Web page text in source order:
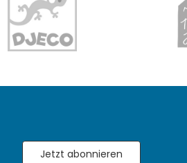
Jetzt abonnieren